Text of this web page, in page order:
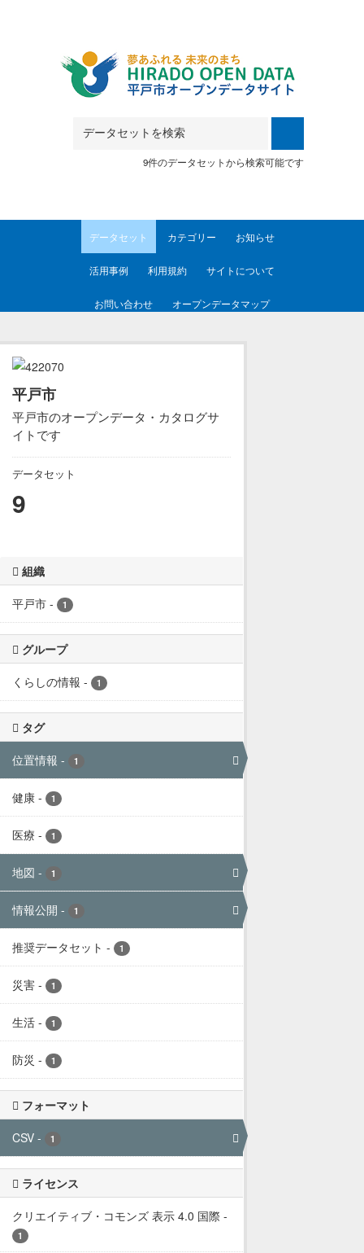
9件のデータセットから検索可能です
データセット カテゴリー お知らせ
活用事例 利用規約 サイトについて
お問い合わせ オープンデータマップ
平戸市
平戸市のオープンデータ・カタログサ
イトです
データセット
9
組織
平戸市 - 1
グループ
くらしの情報 - 1
タグ
位置情報 - 1
健康 - 1
医療 - 1
地図 - 1
情報公開 - 1
推奨データセット - 1
災害 - 1
生活 - 1
防災 - 1
フォーマット
CSV - 1
ライセンス
クリエイティブ・コモンズ 表示 4.0 国際 -
1